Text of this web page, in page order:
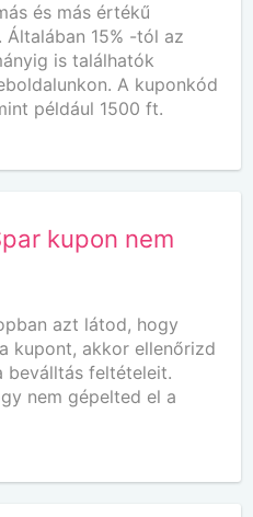
és más értékű
15% -tól az
is találhatók
A kuponkód
például 1500 ft.
kupon nem
azt látod, hogy
kupont, akkor ellenőrizd
beválltás feltételeit.
nem gépelted el a